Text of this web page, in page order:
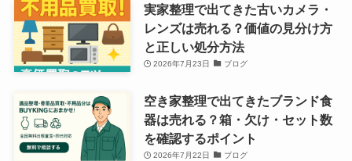
実家整理で出てきた古いカメラ・
レンズは売れる？価値の見分け方
と正しい処分方法
2026年7月23日 ブログ
空き家整理で出てきたブランド食
器は売れる？箱・欠け・セット数
を確認するポイント
2026年7月22日 ブログ